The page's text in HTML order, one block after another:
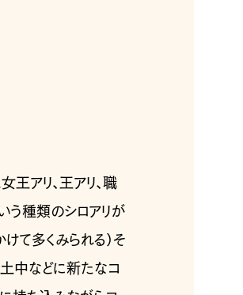
王アリ、王アリ、職
う種類のシロアリが
て多くみられる）そ
中などに新たなコ